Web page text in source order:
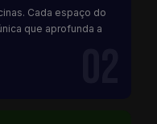
Cada espaço do
que aprofunda a